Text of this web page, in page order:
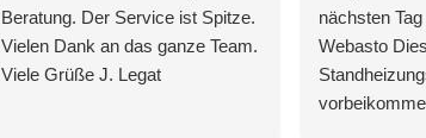
Beratung. Der Service ist Spitze.
Vielen Dank an das ganze Team.
Viele Grüße J. Legat
nächsten
Webasto